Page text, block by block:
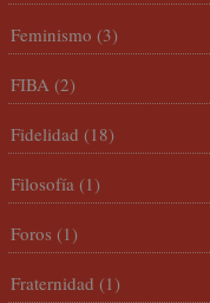
Feminismo (3)
FIBA (2)
Fidelidad (18)
Filosofía (1)
Foros (1)
Fraternidad (1)